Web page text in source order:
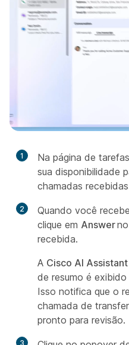
1 Na página de
sua disponibilidade
chamadas
2
Quando você
clique em Answer
recebida.
A Cisco AI Assistant
de resumo é
Isso notifica que o
chamada de
pronto para revisão.
3